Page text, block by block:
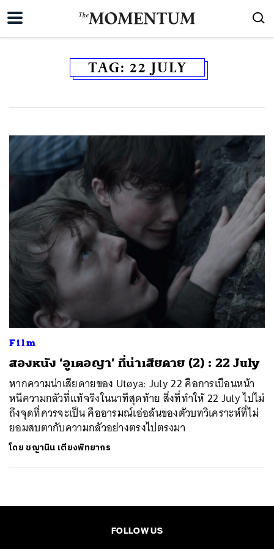
TAG: 22 JULY
Film
สองหนัง ‘อูเตอญา’ ที่น่าเสียดาย (2) : 22 July
หากความน่าเสียดายของ Utøya: July 22 คือการเบือนหน้า
หนีความกลัวที่แท้จริงในนาทีสุดท้าย สิ่งที่ทำให้ 22 July ไปไม่
ถึงจุดที่ควรจะเป็น คืออารมณ์เอ่อล้นของตัวบทวิเคราะห์ที่ไม่
ยอมสบตากับความกลัวอย่างตรงไปตรงมา
โดย ชญานิน เตียงพิทยากร
FOLLOW US
SHARE TWEET